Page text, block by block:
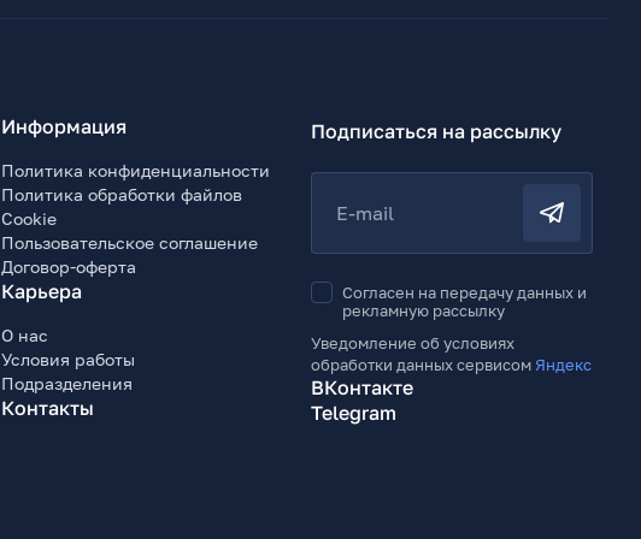
Информация
Политика конфиденциальности
Политика обработки файлов
Cookie
Пользовательское соглашение
Договор-оферта
Карьера
О нас
Условия работы
Подразделения
Контакты
Подписаться на рассылку
E-mail
Согласен на передачу данных и
рекламную рассылку
Уведомление об условиях
обработки данных сервисом Яндекс
ВКонтакте
Telegram